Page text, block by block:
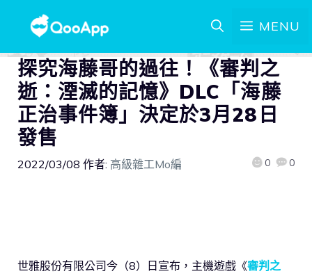
MENU
探究海藤哥的過往！《審判之
逝：湮滅的記憶》DLC「海藤
正治事件簿」決定於3月28日
發售
2022/03/08 作者: 高級雜工Mo編 0 0
世雅股份有限公司今（8）日宣布，主機遊戲《審判之